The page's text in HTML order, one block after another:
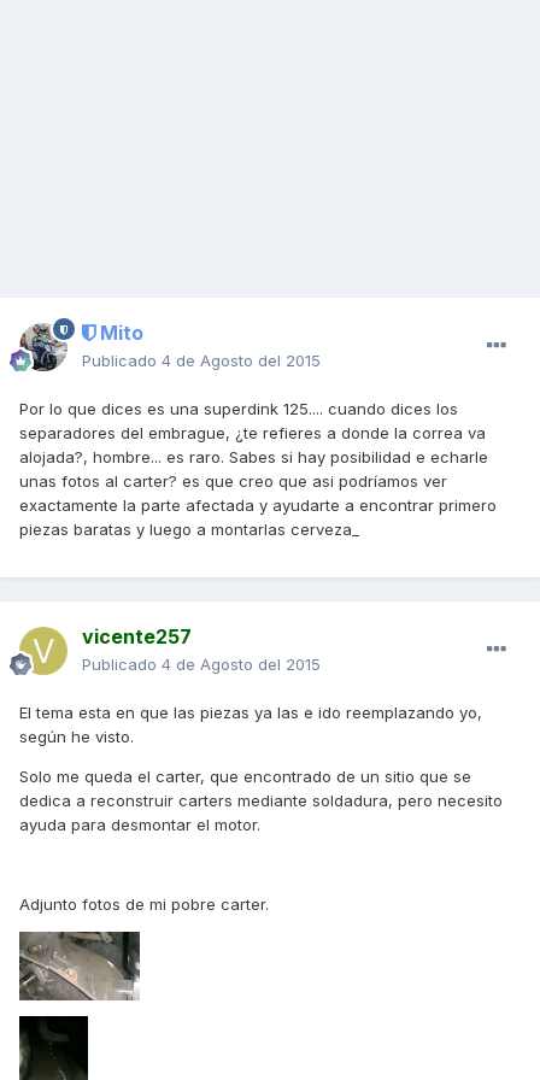
Mito
Publicado 4 de Agosto del 2015
Por lo que dices es una superdink 125.... cuando dices los
separadores del embrague, ¿te refieres a donde la correa va
alojada?, hombre... es raro. Sabes si hay posibilidad e echarle
unas fotos al carter? es que creo que asi podríamos ver
exactamente la parte afectada y ayudarte a encontrar primero
piezas baratas y luego a montarlas cerveza_
vicente257
Publicado 4 de Agosto del 2015
El tema esta en que las piezas ya las e ido reemplazando yo,
según he visto.
Solo me queda el carter, que encontrado de un sitio que se
dedica a reconstruir carters mediante soldadura, pero necesito
ayuda para desmontar el motor.
Adjunto fotos de mi pobre carter.